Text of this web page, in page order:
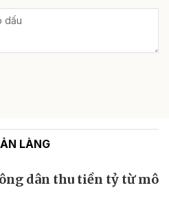
LÀNG
dân thu tiền tỷ từ mô